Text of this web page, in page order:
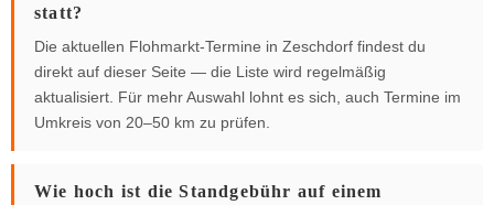
statt?
Die aktuellen Flohmarkt-Termine in Zeschdorf findest du
direkt auf dieser Seite — die Liste wird regelmäßig
aktualisiert. Für mehr Auswahl lohnt es sich, auch Termine im
Umkreis von 20–50 km zu prüfen.
Wie hoch ist die Standgebühr auf einem